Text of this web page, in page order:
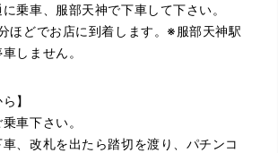
乗車、服部天神で下車して下さい。
ほどでお店に到着します。※服部天神駅
しません。
】
車下さい。
、改札を出たら踏切を渡り、パチンコ